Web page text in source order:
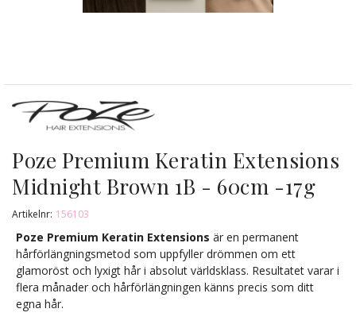
Poze Premium Keratin Extensions
Midnight Brown 1B - 60cm -17g
Artikelnr: 156103
Poze Premium Keratin Extensions är en permanent
hårförlängningsmetod som uppfyller drömmen om ett
glamoröst och lyxigt hår i absolut världsklass. Resultatet varar i
flera månader och hårförlängningen känns precis som ditt
egna hår.